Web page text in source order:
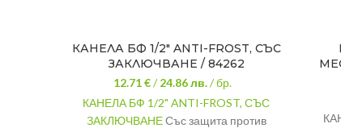
КАНЕЛА БФ 1/2″ ANTI-FROST, СЪС
ЗАКЛЮЧВАНЕ / 84262
12.71 €/24.86лв. / бр.
КАНЕЛА БФ 1/2" ANTI-FROST, СЪС
ЗАКЛЮЧВАНЕСъс защита против